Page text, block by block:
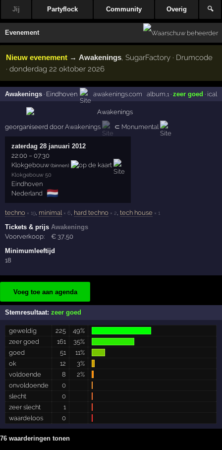
Jij Partyflock Community Overig 🔍
Evenement
Nieuw evenement →Awakenings, SugarFactory · Drumcode
· donderdag 22 oktober 2026
Awakenings · Eindhoven awakenings.com album ,1· zeer goed · ical
georganiseerd doorAwakenings ⊂ Monumental
zaterdag 28 januari 2012
22:00 –07:30
Klokgebouw (binnen)
Klokgebouw 50
Eindhoven
Nederland
🇳🇱
techno × 19 minimal × 6 hard techno × 2 ,tech house × 1
Tickets & prijsAwakenings
Voorverkoop:
€ 37,50
Minimumleeftijd
18
Voeg toe aan agenda
Stemresultaat:zeer goed
geweldig 225
49%
zeer goed
161
35%
goed
51
11%
ok
12
3%
voldoende
8
2%
onvoldoende
0
slecht
0
zeer slecht
1
waardeloos
0
76 waarderingen tonen